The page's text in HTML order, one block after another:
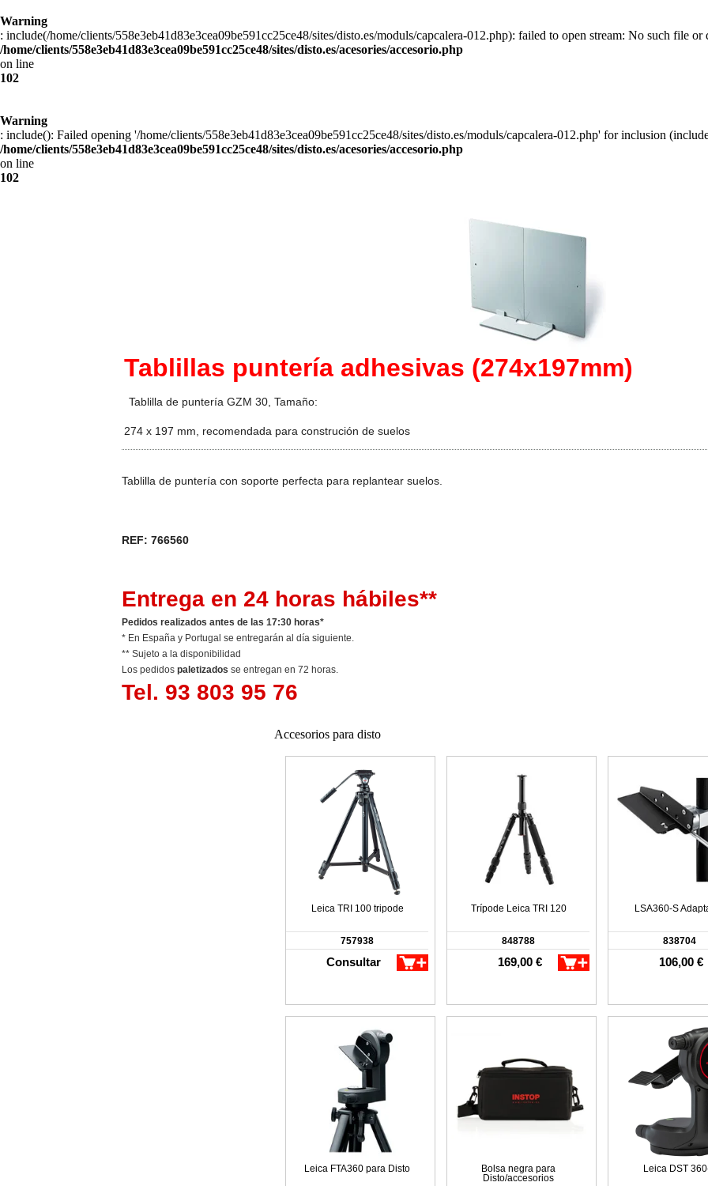
Warning
: include(/home/clients/558e3eb41d83e3cea09be591cc25ce48/sites/disto.es/moduls/capcalera-012.php): failed to open stream: No such file
/home/clients/558e3eb41d83e3cea09be591cc25ce48/sites/disto.es/acesories/accesorio.php
on line
102
Warning
: include(): Failed opening '/home/clients/558e3eb41d83e3cea09be591cc25ce48/sites/disto.es/moduls/capcalera-012.php' for inclusion
/home/clients/558e3eb41d83e3cea09be591cc25ce48/sites/disto.es/acesories/accesorio.php
on line
102
Tablillas puntería adhesivas (274x197mm)
Tablilla de puntería GZM 30, Tamaño:
274 x 197 mm, recomendada para construción de suelos
Tablilla de puntería con soporte perfecta para replantear suelos.
REF: 766560
Entrega en 24 horas hábiles**
Pedidos realizados antes de las 17:30 horas*
* En España y Portugal se entregarán al día siguiente.
** Sujeto a la disponibilidad
Los pedidos paletizados se entregan en 72 horas.
Tel. 93 803 95 76
Accesorios para disto
Leica TRI 100 tripode
757938
Consultar
Trípode Leica TRI 120
848788
169,00 €
LSA360-S
838704
106,00 €
Leica FTA360 para Disto
Bolsa negra para
Disto/accesorios
Leica DST